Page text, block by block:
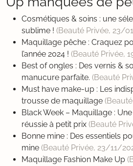
Cosmétiques & soins : une
sublime ! (Beauté Privée, 23/
Maquillage pêche : Craquez
l’année 2024 ! (Beauté Privée,
Best of ongles : Des vernis &
manucure parfaite. (Beauté
Must have make-up : Les
trousse de maquillage
Black Week – Maquillage :
réussie à petit prix (Beauté
Bonne mine : Des essentiels
mine (Beauté Privée, 23/11/
Maquillage Fashion Make Up